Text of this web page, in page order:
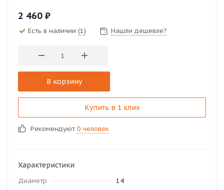
2 460 ₽
Есть в наличии (1) Нашли дешевле?
В корзину
Купить в 1 клик
Рекомендуют 0 человек
Характеристики
Диаметр
14